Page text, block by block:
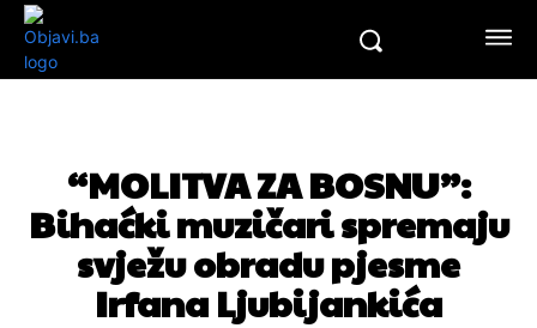
“MOLITVA ZA BOSNU”:
Bihaćki muzičari spremaju
svježu obradu pjesme
Irfana Ljubijankića